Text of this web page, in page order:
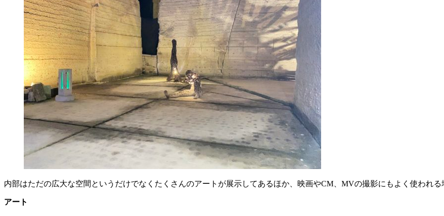
内部はただの広大な空間というだけでなくたくさんのアートが展示してあるほか、映画やCM、MVの撮影にもよく使われる
アート